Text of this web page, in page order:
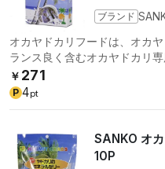
ブランド
オカヤドカリフードは、オカ
ランス良く含むオカヤドカリ専
￥ 271
P 4pt
SANKO オ
10P